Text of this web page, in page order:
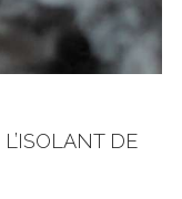
DE